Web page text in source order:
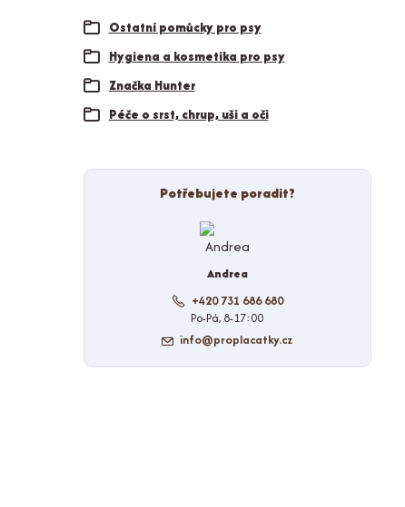
Ostatní pomůcky pro psy
Hygiena a kosmetika pro psy
Značka Hunter
Péče o srst, chrup, uši a oči
Potřebujete poradit?
Andrea
+420 731 686 680
Po-Pá, 8-17:00
info@proplacatky.cz